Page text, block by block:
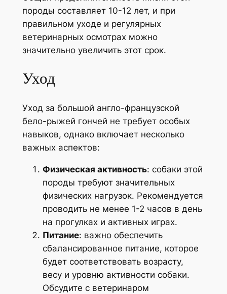
породы составляет 10-12 лет, и при
правильном уходе и регулярных
ветеринарных осмотрах можно
значительно увеличить этот срок.
Уход
Уход за большой англо-французской
бело-рыжей гончей не требует особых
навыков, однако включает несколько
важных аспектов:
Физическая активность: собаки этой
породы требуют значительных
физических нагрузок. Рекомендуется
проводить не менее 1-2 часов в день
на прогулках и активных играх.
Питание: важно обеспечить
сбалансированное питание, которое
будет соответствовать возрасту,
весу и уровню активности собаки.
Обсудите с ветеринаром